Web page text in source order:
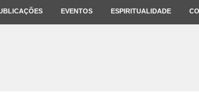
EVENTOS ESPIRITUALIDADE